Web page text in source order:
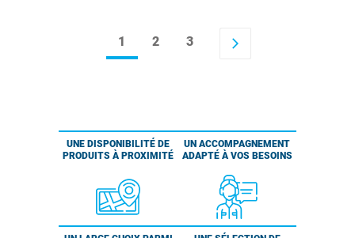
1 2 3 arrow_forward_ios
UNE DISPONIBILITÉ DE
PRODUITS À PROXIMITÉ
UN ACCOMPAGNEMENT
ADAPTÉ À VOS BESOINS